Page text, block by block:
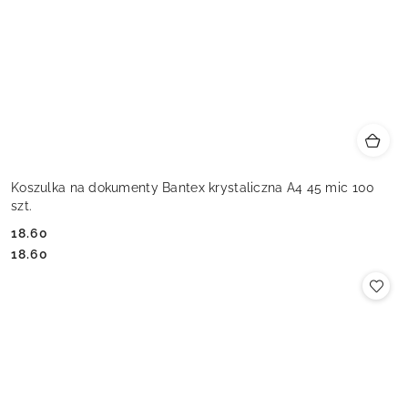
Koszulka na dokumenty Bantex krystaliczna A4 45 mic 100
szt.
Cena:
18.60
Cena:
18.60